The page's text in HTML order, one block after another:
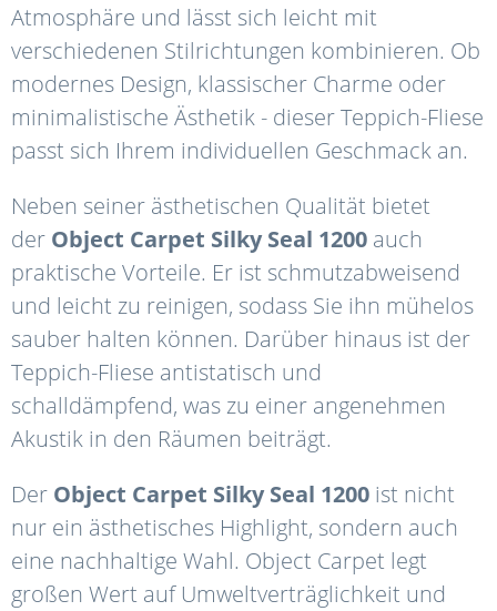
Atmosphäre und lässt sich leicht mit
verschiedenen Stilrichtungen kombinieren. Ob
modernes Design, klassischer Charme oder
minimalistische Ästhetik - dieser Teppich-Fliese
passt sich Ihrem individuellen Geschmack an.
Neben seiner ästhetischen Qualität bietet
der Object Carpet Silky Seal 1200 auch
praktische Vorteile. Er ist schmutzabweisend
und leicht zu reinigen, sodass Sie ihn mühelos
sauber halten können. Darüber hinaus ist der
Teppich-Fliese antistatisch und
schalldämpfend, was zu einer angenehmen
Akustik in den Räumen beiträgt.
Der Object Carpet Silky Seal 1200 ist nicht
nur ein ästhetisches Highlight, sondern auch
eine nachhaltige Wahl. Object Carpet legt
großen Wert auf Umweltverträglichkeit und